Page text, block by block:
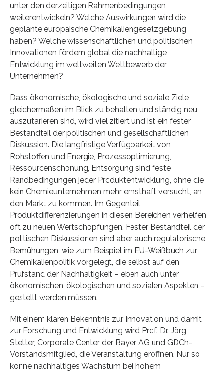
unter den derzeitigen Rahmenbedingungen
weiterentwickeln? Welche Auswirkungen wird die
geplante europäische Chemikaliengesetzgebung
haben? Welche wissenschaftlichen und politischen
Innovationen fördern global die nachhaltige
Entwicklung im weltweiten Wettbewerb der
Unternehmen?
Dass ökonomische, ökologische und soziale Ziele
gleichermaßen im Blick zu behalten und ständig neu
auszutarieren sind, wird viel zitiert und ist ein fester
Bestandteil der politischen und gesellschaftlichen
Diskussion. Die langfristige Verfügbarkeit von
Rohstoffen und Energie, Prozessoptimierung,
Ressourcenschonung, Entsorgung sind feste
Randbedingungen jeder Produktentwicklung, ohne die
kein Chemieunternehmen mehr ernsthaft versucht, an
den Markt zu kommen. Im Gegenteil,
Produktdifferenzierungen in diesen Bereichen verhelfen
oft zu neuen Wertschöpfungen. Fester Bestandteil der
politischen Diskussionen sind aber auch regulatorische
Bemühungen, wie zum Beispiel im EU-Weißbuch zur
Chemikalienpolitik vorgelegt, die selbst auf den
Prüfstand der Nachhaltigkeit – eben auch unter
ökonomischen, ökologischen und sozialen Aspekten –
gestellt werden müssen.
Mit einem klaren Bekenntnis zur Innovation und damit
zur Forschung und Entwicklung wird Prof. Dr. Jörg
Stetter, Corporate Center der Bayer AG und GDCh-
Vorstandsmitglied, die Veranstaltung eröffnen. Nur so
könne nachhaltiges Wachstum bei hohem